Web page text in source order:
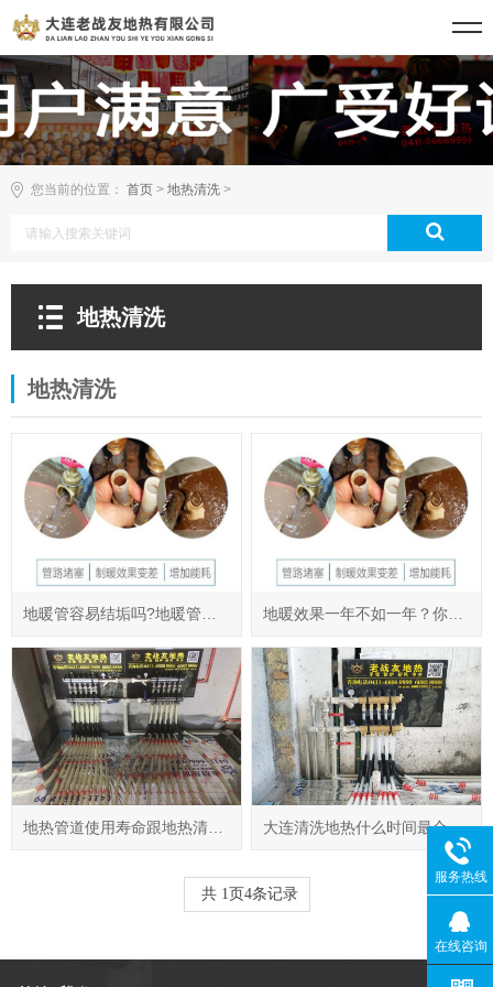
您当前的位置： 首页 > 地热清洗 >
地热清洗
地热清洗
地暖管容易结垢吗?地暖管结垢后怎么办? 地暖效果一年不如一年？你应该怎么做！
大连清洗地热什么时间最合适？
共 1页4条记录
服务热线
在线咨询